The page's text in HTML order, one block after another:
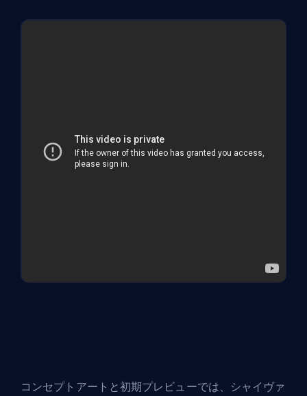
コンセプトアートと初期プレビューでは、シャイヴァ